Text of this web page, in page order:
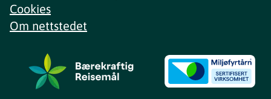
Cookies
Om nettstedet